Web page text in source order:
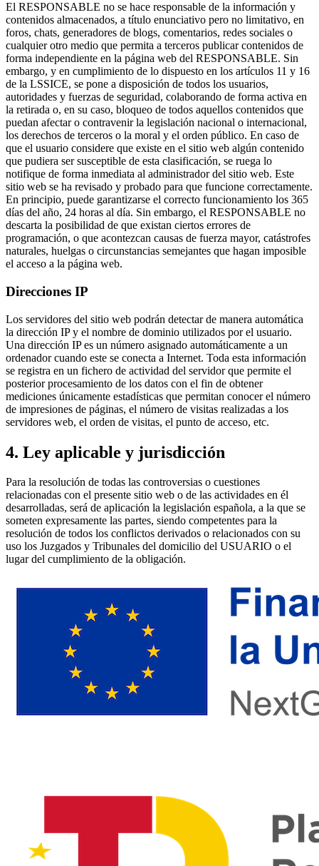
El RESPONSABLE no se hace responsable de la información y
contenidos almacenados, a título enunciativo pero no limitativo, en
foros, chats, generadores de blogs, comentarios, redes sociales o
cualquier otro medio que permita a terceros publicar contenidos de
forma independiente en la página web del RESPONSABLE. Sin
embargo, y en cumplimiento de lo dispuesto en los artículos 11 y 16
de la LSSICE, se pone a disposición de todos los usuarios,
autoridades y fuerzas de seguridad, colaborando de forma activa en
la retirada o, en su caso, bloqueo de todos aquellos contenidos que
puedan afectar o contravenir la legislación nacional o internacional,
los derechos de terceros o la moral y el orden público. En caso de
que el usuario considere que existe en el sitio web algún contenido
que pudiera ser susceptible de esta clasificación, se ruega lo
notifique de forma inmediata al administrador del sitio web. Este
sitio web se ha revisado y probado para que funcione correctamente.
En principio, puede garantizarse el correcto funcionamiento los 365
días del año, 24 horas al día. Sin embargo, el RESPONSABLE no
descarta la posibilidad de que existan ciertos errores de
programación, o que acontezcan causas de fuerza mayor, catástrofes
naturales, huelgas o circunstancias semejantes que hagan imposible
el acceso a la página web.
Direcciones IP
Los servidores del sitio web podrán detectar de manera automática
la dirección IP y el nombre de dominio utilizados por el usuario.
Una dirección IP es un número asignado automáticamente a un
ordenador cuando este se conecta a Internet. Toda esta información
se registra en un fichero de actividad del servidor que permite el
posterior procesamiento de los datos con el fin de obtener
mediciones únicamente estadísticas que permitan conocer el número
de impresiones de páginas, el número de visitas realizadas a los
servidores web, el orden de visitas, el punto de acceso, etc.
4. Ley aplicable y jurisdicción
Para la resolución de todas las controversias o cuestiones
relacionadas con el presente sitio web o de las actividades en él
desarrolladas, será de aplicación la legislación española, a la que se
someten expresamente las partes, siendo competentes para la
resolución de todos los conflictos derivados o relacionados con su
uso los Juzgados y Tribunales del domicilio del USUARIO o el
lugar del cumplimiento de la obligación.